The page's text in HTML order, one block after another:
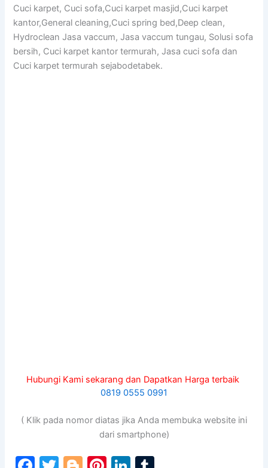
Cuci karpet, Cuci sofa,Cuci karpet masjid,Cuci karpet
kantor,General cleaning,Cuci spring bed,Deep clean,
Hydroclean Jasa vaccum, Jasa vaccum tungau, Solusi sofa
bersih, Cuci karpet kantor termurah, Jasa cuci sofa dan
Cuci karpet termurah sejabodetabek.
Hubungi Kami sekarang dan Dapatkan Harga terbaik
0819 0555 0991
( Klik pada nomor diatas jika Anda membuka website ini
dari smartphone)